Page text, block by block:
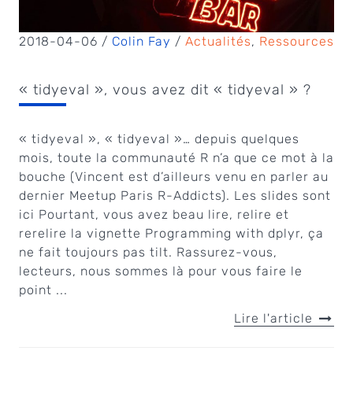
2018-04-06 / Colin Fay / Actualités, Ressources
« tidyeval », vous avez dit « tidyeval » ?
« tidyeval », « tidyeval »… depuis quelques
mois, toute la communauté R n’a que ce mot à la
bouche (Vincent est d’ailleurs venu en parler au
dernier Meetup Paris R-Addicts). Les slides sont
ici Pourtant, vous avez beau lire, relire et
rerelire la vignette Programming with dplyr, ça
ne fait toujours pas tilt. Rassurez-vous,
lecteurs, nous sommes là pour vous faire le
point ...
Lire l'article